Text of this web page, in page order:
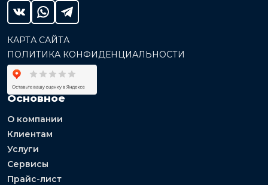
КАРТА САЙТА
ПОЛИТИКА КОНФИДЕНЦИАЛЬНОСТИ
Основное
О компании
Клиентам
Услуги
Сервисы
Прайс-лист